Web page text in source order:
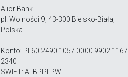
Alior Bank
pl. Wolności 9, 43-300 Bielsko-Biała,
Polska
Konto: PL60 2490 1057 0000 9902 1167
2340
SWIFT: ALBPPLPW